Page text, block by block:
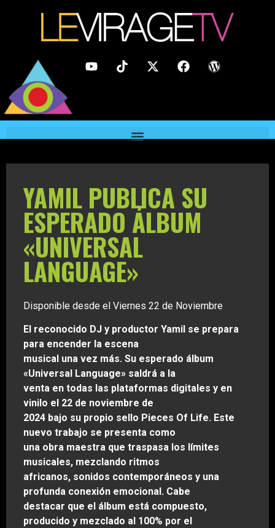
YAMIL PUBLICA SU
ESPERADO ÁLBUM
«UNIVERSAL
LANGUAGE»
Disponible desde el Viernes 22 de Noviembre
El reconocido DJ y productor Yamil se prepara
para encender la escena
musical una vez más. Su esperado álbum
«Universal Language» saldrá a la
venta en todas las plataformas digitales y en
vinilo el 22 de noviembre de
2024 bajo su propio sello Pieces Of Life. Este
nuevo trabajo se presenta como
una obra maestra que traspasa los límites
musicales, mezclando ritmos
africanos, sonidos contemporáneos y una
profunda conexión emocional. Cabe
destacar que el álbum está compuesto,
producido y mezclado al 100% por el